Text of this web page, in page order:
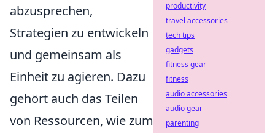
abzusprechen,
Strategien zu entwickeln
und gemeinsam als
Einheit zu agieren. Dazu
gehört auch das Teilen
von Ressourcen, wie zum
productivity
travel accessories
tech tips
gadgets
fitness gear
fitness
audio accessories
audio gear
parenting